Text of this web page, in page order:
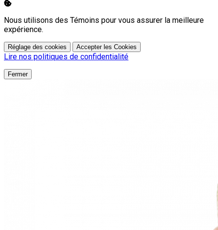
Nous utilisons des Témoins pour vous assurer la meilleure
expérience.
Réglage des cookies Accepter les Cookies
Lire nos politiques de confidentialité
Fermer